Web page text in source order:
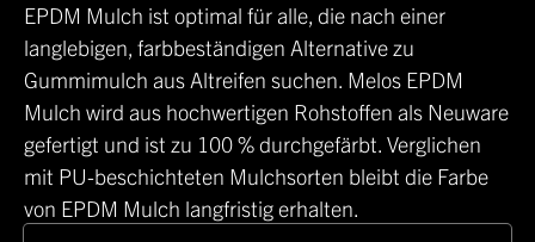
EPDM Mulch ist optimal für alle, die nach einer
langlebigen, farbbeständigen Alternative zu
Gummimulch aus Altreifen suchen. Melos EPDM
Mulch wird aus hochwertigen Rohstoffen als Neuware
gefertigt und ist zu 100 % durchgefärbt. Verglichen
mit PU-beschichteten Mulchsorten bleibt die Farbe
von EPDM Mulch langfristig erhalten.